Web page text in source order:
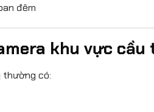
đêm
khu vực cầu
thường có: